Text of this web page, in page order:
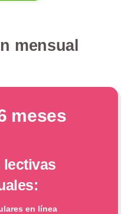
mensual
meses
lectivas
en línea